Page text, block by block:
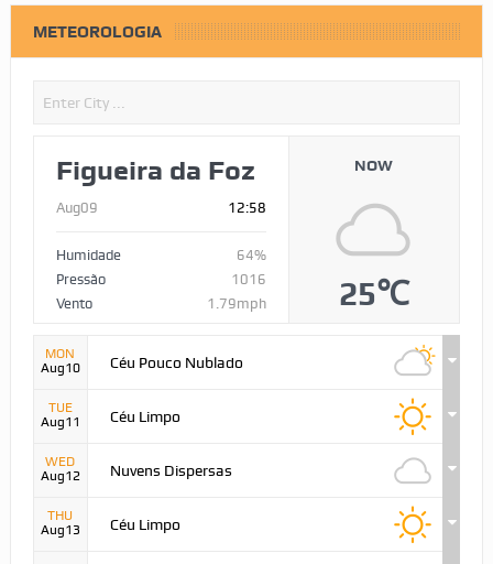
METEOROLOGIA
Figueira da Foz
Aug09 12:58
Humidade
64%
Pressão
1016
Vento
1.79mph
NOW
25℃
MON
Aug10
Céu Pouco Nublado
TUE
Aug11
Céu Limpo
WED
Aug12
Nuvens Dispersas
THU
Aug13
Céu Limpo